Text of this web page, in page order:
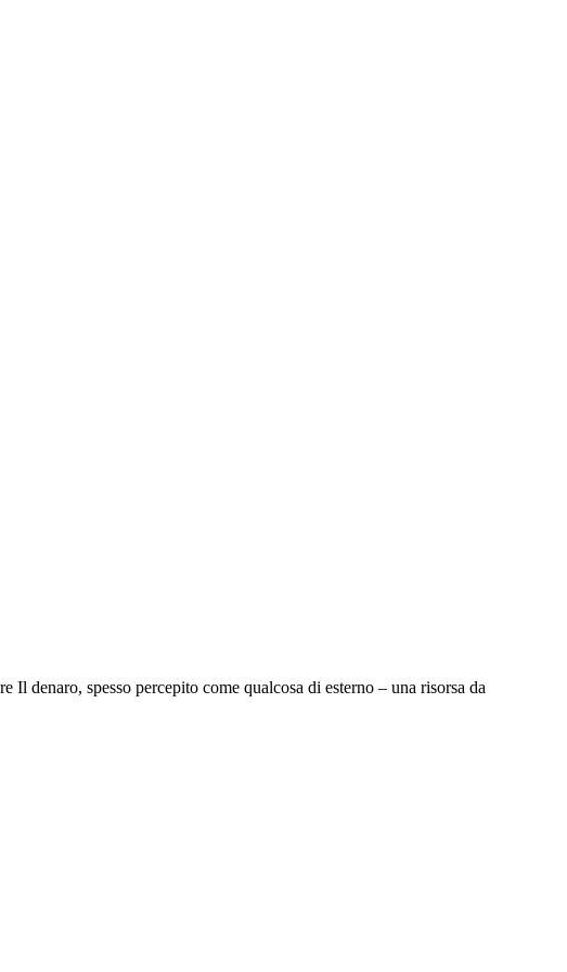
denaro, spesso percepito come qualcosa di esterno – una risorsa da